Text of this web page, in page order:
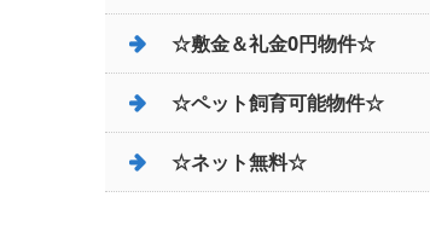
☆敷金＆礼金0円物件☆
☆ペット飼育可能物件☆
☆ネット無料☆